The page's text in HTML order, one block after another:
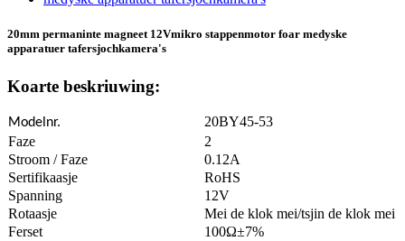
20mm permaninte magneet 12Vmikro stappenmotor foar medyske
apparatuer tafersjochkamera's
Koarte beskriuwing:
Modelnr.
20BY45-53
Faze
2
Stroom / Faze
0.12A
Sertifikaasje
RoHS
Spanning
12V
Rotaasje
Mei de klok mei/tsjin de klok mei
Ferset
100Ω±7%